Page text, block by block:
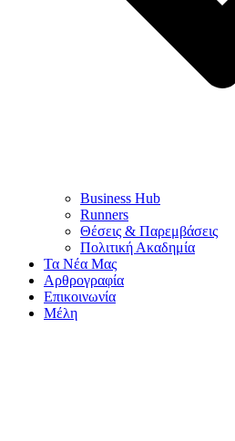
Business Hub
Runners
Θέσεις & Παρεμβάσεις
Πολιτική Ακαδημία
Τα Νέα Μας
Αρθρογραφία
Επικοινωνία
Μέλη